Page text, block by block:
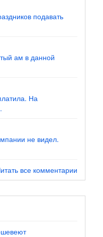
подавать
ам в данной
На
не видел.
все комментарии